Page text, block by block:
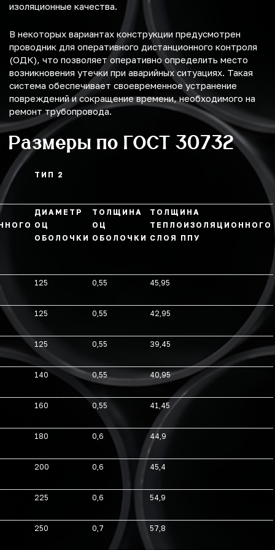
изоляционные качества.
В некоторых вариантах конструкции предусмотрен
проводник для оперативного дистанционного контроля
(ОДК), что позволяет оперативно определить место
возникновения утечки при аварийных ситуациях. Такая
система обеспечивает своевременное устранение
повреждений и сокращение времени, необходимого на
ремонт трубопровода.
Размеры по ГОСТ 30732
ТИП 2
ДИАМЕТР
ОЦ
ОБОЛОЧКИ
ТОЛЩИНА
ОЦ
ОБОЛОЧКИ
ТОЛЩИНА
ТЕПЛОИЗОЛЯЦИОННОГО
СЛОЯ ППУ
125 0,55 45,95
125 0,55 42,95
125 0,55 39,45
140 0,55 40,95
160 0,55 41,45
180 0,6 44,9
200 0,6 45,4
225 0,6 54,9
250 0,7 57,8